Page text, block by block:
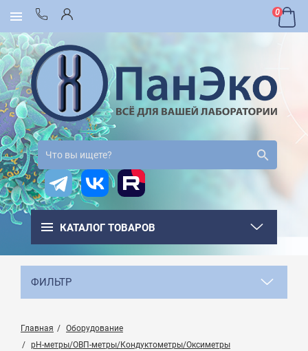
0
КАТАЛОГ ТОВАРОВ
ФИЛЬТР
Главная
Оборудование
pH-метры/ОВП-метры/Кондуктометры/Оксиметры